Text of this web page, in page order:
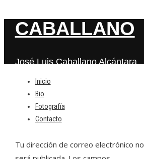
CABALLANO
José Luis Caballano Alcántara
Inicio
Bio
Fotografía
Contacto
Deja una respuesta
Tu dirección de correo electrónico no